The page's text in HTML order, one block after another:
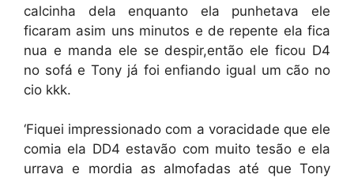
calcinha dela enquanto ela punhetava ele
ficaram asim uns minutos e de repente ela fica
nua e manda ele se despir,então ele ficou D4
no sofá e Tony já foi enfiando igual um cão no
cio kkk.
‘Fiquei impressionado com a voracidade que ele
comia ela DD4 estavão com muito tesão e ela
urrava e mordia as almofadas até que Tony